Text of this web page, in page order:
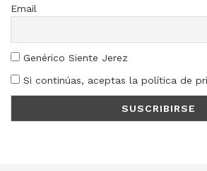
Email
Genérico Siente Jerez
Si continúas, aceptas la política de